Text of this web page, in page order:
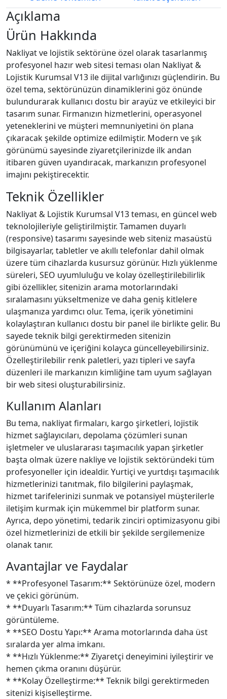
Açıklama
Ürün Hakkında
Nakliyat ve lojistik sektörüne özel olarak tasarlanmış
profesyonel hazır web sitesi teması olan Nakliyat &
Lojistik Kurumsal V13 ile dijital varlığınızı güçlendirin. Bu
özel tema, sektörünüzün dinamiklerini göz önünde
bulundurarak kullanıcı dostu bir arayüz ve etkileyici bir
tasarım sunar. Firmanızın hizmetlerini, operasyonel
yeteneklerini ve müşteri memnuniyetini ön plana
çıkaracak şekilde optimize edilmiştir. Modern ve şık
görünümü sayesinde ziyaretçilerinizde ilk andan
itibaren güven uyandıracak, markanızın profesyonel
imajını pekiştirecektir.
Teknik Özellikler
Nakliyat & Lojistik Kurumsal V13 teması, en güncel web
teknolojileriyle geliştirilmiştir. Tamamen duyarlı
(responsive) tasarımı sayesinde web siteniz masaüstü
bilgisayarlar, tabletler ve akıllı telefonlar dahil olmak
üzere tüm cihazlarda kusursuz görünür. Hızlı yüklenme
süreleri, SEO uyumluluğu ve kolay özelleştirilebilirlik
gibi özellikler, sitenizin arama motorlarındaki
sıralamasını yükseltmenize ve daha geniş kitlelere
ulaşmanıza yardımcı olur. Tema, içerik yönetimini
kolaylaştıran kullanıcı dostu bir panel ile birlikte gelir. Bu
sayede teknik bilgi gerektirmeden sitenizin
görünümünü ve içeriğini kolayca güncelleyebilirsiniz.
Özelleştirilebilir renk paletleri, yazı tipleri ve sayfa
düzenleri ile markanızın kimliğine tam uyum sağlayan
bir web sitesi oluşturabilirsiniz.
Kullanım Alanları
Bu tema, nakliyat firmaları, kargo şirketleri, lojistik
hizmet sağlayıcıları, depolama çözümleri sunan
işletmeler ve uluslararası taşımacılık yapan şirketler
başta olmak üzere nakliye ve lojistik sektöründeki tüm
profesyoneller için idealdir. Yurtiçi ve yurtdışı taşımacılık
hizmetlerinizi tanıtmak, filo bilgilerini paylaşmak,
hizmet tarifelerinizi sunmak ve potansiyel müşterilerle
iletişim kurmak için mükemmel bir platform sunar.
Ayrıca, depo yönetimi, tedarik zinciri optimizasyonu gibi
özel hizmetlerinizi de etkili bir şekilde sergilemenize
olanak tanır.
Avantajlar ve Faydalar
* **Profesyonel Tasarım:** Sektörünüze özel, modern
ve çekici görünüm.
* **Duyarlı Tasarım:** Tüm cihazlarda sorunsuz
görüntüleme.
* **SEO Dostu Yapı:** Arama motorlarında daha üst
sıralarda yer alma imkanı.
* **Hızlı Yüklenme:** Ziyaretçi deneyimini iyileştirir ve
hemen çıkma oranını düşürür.
* **Kolay Özelleştirme:** Teknik bilgi gerektirmeden
sitenizi kişiselleştirme.